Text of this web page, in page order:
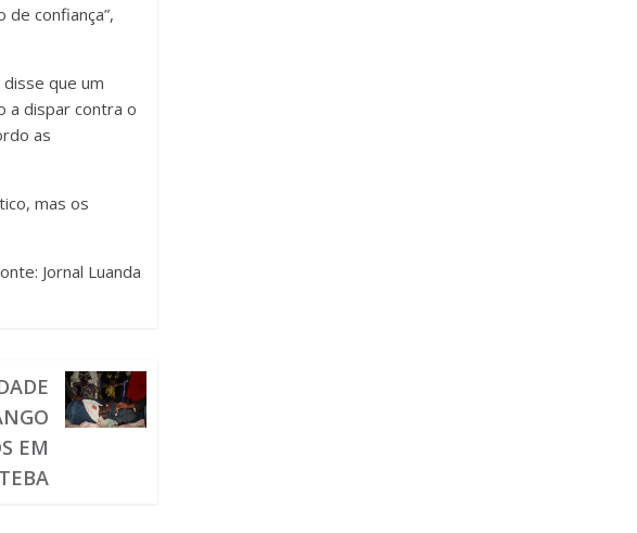
confiança”,
que um
a dispar contra o
as
mas os
Jornal Luanda
EM